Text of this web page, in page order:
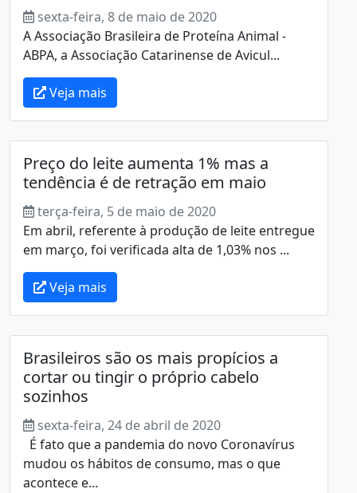
sexta-feira, 8 de maio de 2020
A Associação Brasileira de Proteína Animal -
ABPA, a Associação Catarinense de Avicul...
Veja mais
Preço do leite aumenta 1% mas a
tendência é de retração em maio
terça-feira, 5 de maio de 2020
Em abril, referente à produção de leite entregue
em março, foi verificada alta de 1,03% nos ...
Veja mais
Brasileiros são os mais propícios a
cortar ou tingir o próprio cabelo
sozinhos
sexta-feira, 24 de abril de 2020
É fato que a pandemia do novo Coronavírus
mudou os hábitos de consumo, mas o que
acontece e...